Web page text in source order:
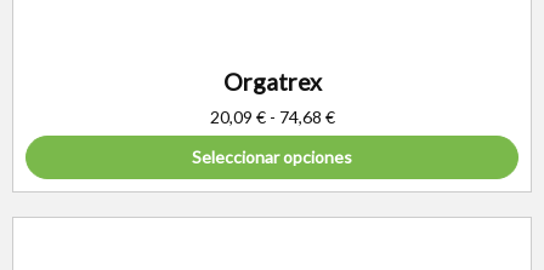
Orgatrex
20,09 € - 74,68 €
Seleccionar opciones